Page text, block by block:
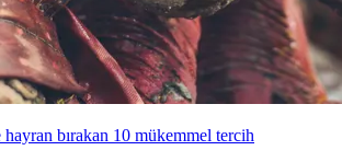
bırakan 10 mükemmel tercih